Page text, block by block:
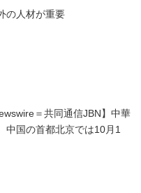
の人材が重要
＝共同通信JBN】中華
中国の首都北京では10月1